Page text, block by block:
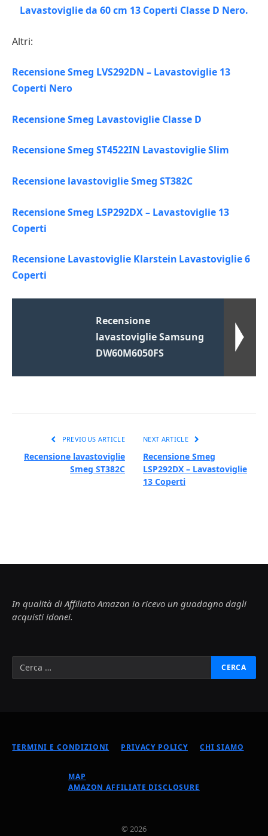
Altri:
Recensione Smeg LVS292DN – Lavastoviglie 13
Coperti Nero
Recensione Smeg Lavastoviglie Classe D
Recensione Smeg ST4522IN Lavastoviglie Slim
Recensione lavastoviglie Smeg ST382C
Recensione Smeg LSP292DX – Lavastoviglie 13
Coperti
Recensione Lavastoviglie Klarstein Lavastoviglie 6
Coperti
Recensione
lavastoviglie Samsung
DW60M6050FS
PREVIOUS ARTICLE
Recensione lavastoviglie
Smeg ST382C
NEXT ARTICLE
Recensione Smeg
LSP292DX – Lavastoviglie
13 Coperti
In qualità di Affiliato Amazon io ricevo un guadagno dagli
acquisti idonei.
TERMINI E CONDIZIONI PRIVACY POLICY CHI SIAMO
MAP
AMAZON AFFILIATE DISCLOSURE
© 2026